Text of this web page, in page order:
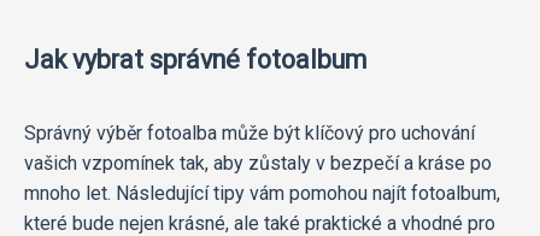
Jak vybrat správné fotoalbum
Správný výběr fotoalba může být klíčový pro uchování
vašich vzpomínek tak, aby zůstaly v bezpečí a kráse po
mnoho let. Následující tipy vám pomohou najít fotoalbum,
které bude nejen krásné, ale také praktické a vhodné pro